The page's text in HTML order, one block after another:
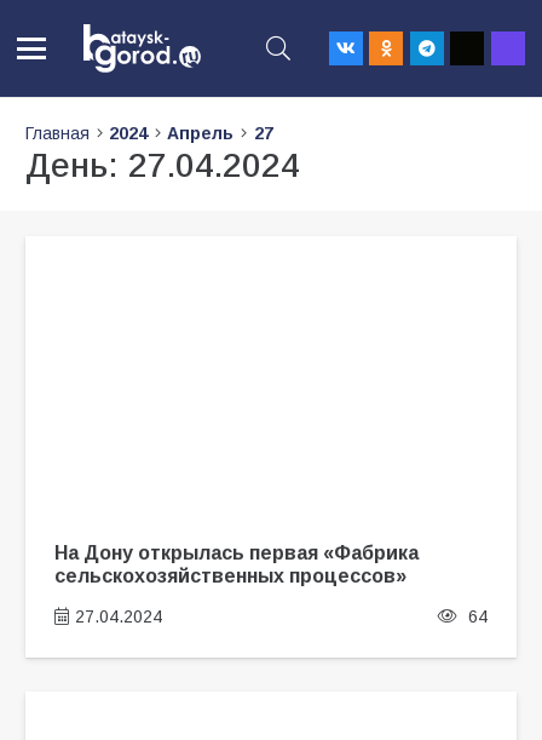
Главная 2024 Апрель 27
День: 27.04.2024
На Дону открылась первая «Фабрика
сельскохозяйственных процессов»
27.04.2024 64